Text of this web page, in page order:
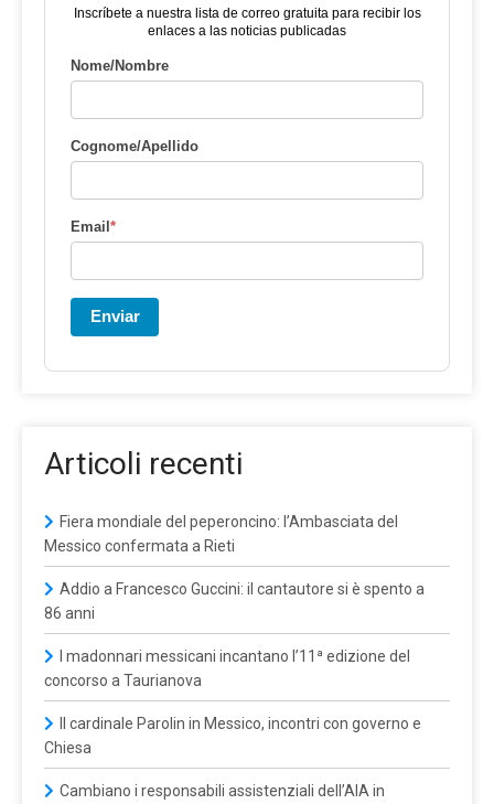
Inscríbete a nuestra lista de correo gratuita para recibir los
enlaces a las noticias publicadas
Nome/Nombre
Cognome/Apellido
Email*
Enviar
Articoli recenti
Fiera mondiale del peperoncino: l’Ambasciata del
Messico confermata a Rieti
Addio a Francesco Guccini: il cantautore si è spento a
86 anni
I madonnari messicani incantano l’11ª edizione del
concorso a Taurianova
Il cardinale Parolin in Messico, incontri con governo e
Chiesa
Cambiano i responsabili assistenziali dell’AIA in